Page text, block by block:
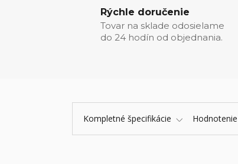
Rýchle doručenie
Tovar na sklade odosielame
do 24 hodín od objednania.
Kompletné špecifikácie Hodnotenie